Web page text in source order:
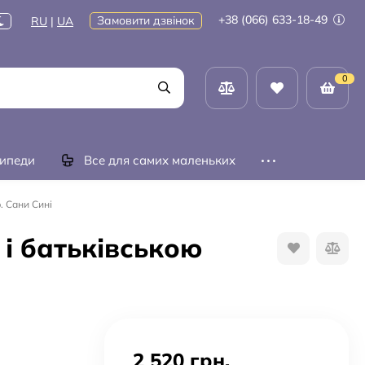
RU | UA Замовити дзвінок +38 (066) 633-18-49
0
Все для самих маленьких
Сани Сині
батьківською
2 520 грн.